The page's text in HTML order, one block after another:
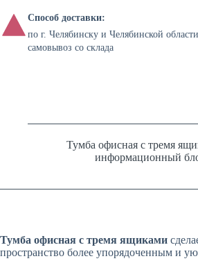
Способ доставки:
по г. Челябинску и Челябинской
самовывоз со склада
Тумба офисная с тремя
информационный
Тумба офисная с тремя ящиками
пространство более упорядоченным и